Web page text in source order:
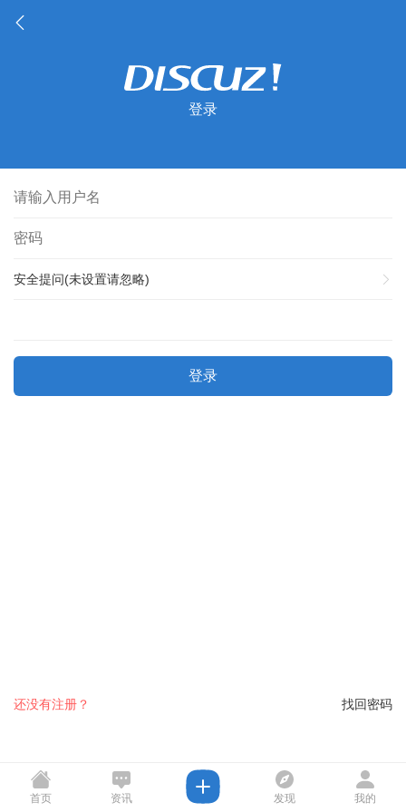
登录
安全提问(未设置请忽略)
登录
找回密码
还没有注册？
首页 资讯 发现 我的